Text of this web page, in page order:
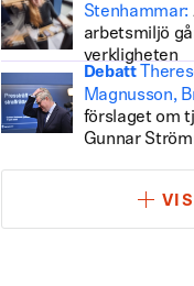
Stenhammar:
arbetsmiljö
verkligheten
Debatt
Magnusson,
förslaget om
Gunnar